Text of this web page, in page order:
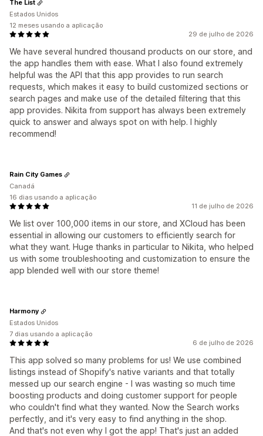
29 de julho de 2026
We have several hundred thousand products on our store, and
the app handles them with ease. What I also found extremely
helpful was the API that this app provides to run search
requests, which makes it easy to build customized sections or
search pages and make use of the detailed filtering that this
app provides. Nikita from support has always been extremely
quick to answer and always spot on with help. I highly
recommend!
The List
Estados Unidos
12 meses usando a aplicação
11 de julho de 2026
We list over 100,000 items in our store, and XCloud has been
essential in allowing our customers to efficiently search for
what they want. Huge thanks in particular to Nikita, who helped
us with some troubleshooting and customization to ensure the
app blended well with our store theme!
Rain City Games
Canadá
16 dias usando a aplicação
6 de julho de 2026
This app solved so many problems for us! We use combined
listings instead of Shopify's native variants and that totally
messed up our search engine - I was wasting so much time
boosting products and doing customer support for people
who couldn't find what they wanted. Now the Search works
perfectly, and it's very easy to find anything in the shop.
And that's not even why I got the app! That's just an added
Harmony
Estados Unidos
7 dias usando a aplicação